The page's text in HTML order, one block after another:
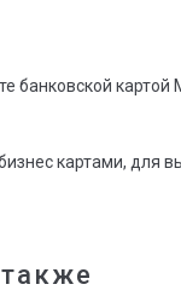
банковской
картами, для